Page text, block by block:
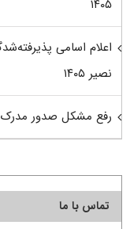
۱۴۰۵
اعلام اسامی
نصیر ۱۴۰۵
رفع مشکل صدور مدرک
تماس با ما